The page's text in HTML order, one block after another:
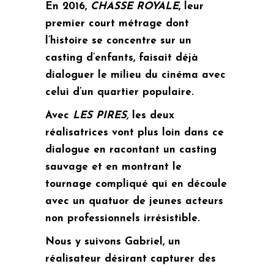
En 2016, CHASSE ROYALE, leur
premier court métrage dont
l’histoire se concentre sur un
casting d’enfants, faisait déjà
dialoguer le milieu du cinéma avec
celui d’un quartier populaire.
Avec LES PIRES,les deux
réalisatrices vont plus loin dans ce
dialogue en racontant un casting
sauvage et en montrant le
tournage compliqué qui en découle
avec un quatuor de jeunes acteurs
non professionnels irrésistible.
Nous y suivons Gabriel, un
réalisateur désirant capturer des